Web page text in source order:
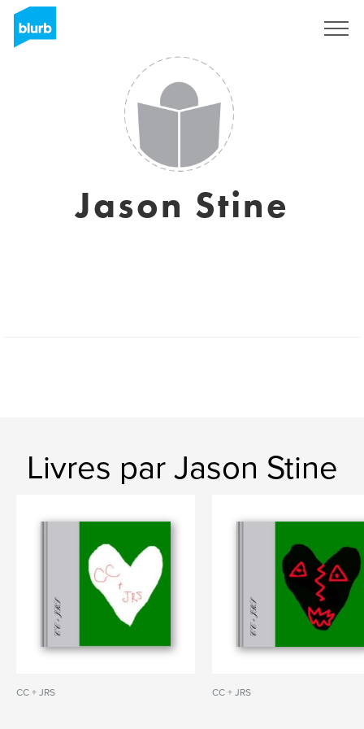
Jason Stine
Livres par Jason Stine
CC + JRS CC + JRS